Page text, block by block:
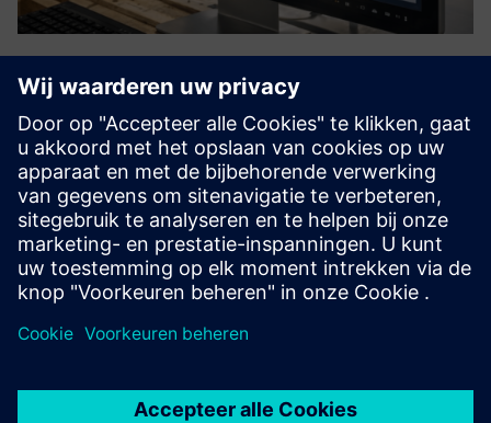
UDMTEK Platform
Het UDMTEK Platform legt realtime productiegegevens
vast, bewaakt processen continu en toont duidelijke OEE-
en machinegebruik. Bekijk alles in uw machines en
sensoren, neem PLC-acties op en speel ze opnieuw af en los
problemen sn...
Meer informatie